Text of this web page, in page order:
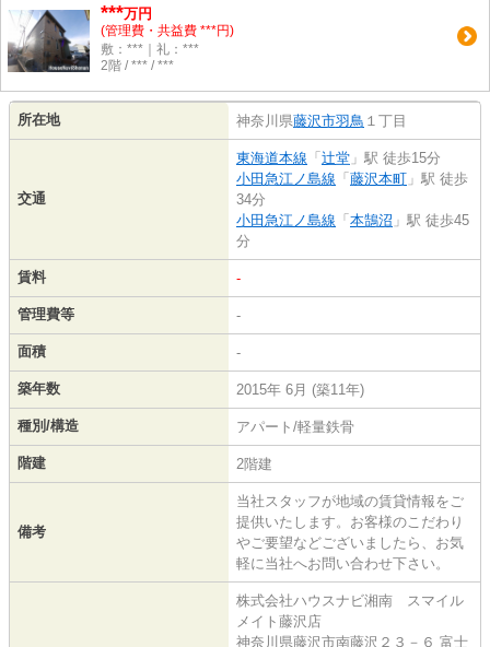
***万円
(管理費・共益費 ***円)
敷：***｜礼：***
2階 / *** / ***
所在地 神奈川県藤沢市羽鳥 １丁目
交通
東海道本線 「 辻堂 」駅 徒歩15分
小田急江ノ島線 「 藤沢本町 」駅 徒歩
34分
小田急江ノ島線 「 本鵠沼 」駅 徒歩45
分
賃料 -
管理費等 -
面積 -
築年数 2015年 6月 (築11年)
種別/構造 アパート/軽量鉄骨
階建 2階建
備考
当社スタッフが地域の賃貸情報をご
提供いたします。お客様のこだわり
やご要望などございましたら、お気
軽に当社へお問い合わせ下さい。
株式会社ハウスナビ湘南 スマイル
メイト藤沢店
神奈川県藤沢市南藤沢２３－６ 富士